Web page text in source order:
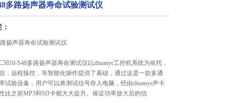
多路扬声器寿命试验测试仪
扬声器寿命试验测试仪
S48多路扬声器寿命测试仪以zhuanye工控机系统为依托，
，远程操控，等智能化操作提供了基础，通过这是一款多通
试验设备，用户可以将测试信号存入电脑，经由zhuanye声卡
比之前MP3和SD卡都大大提升。保证功率放大后的信